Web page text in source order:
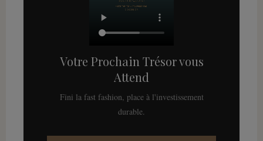
Votre Prochain Trésor vous
Attend
Fini la fast fashion, place à l'investissement
durable.